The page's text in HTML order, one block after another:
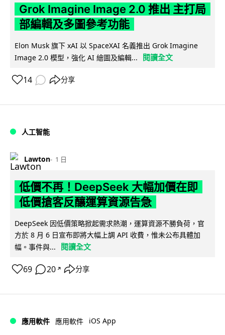
Grok Imagine Image 2.0 推出 主打局
部編輯及多圖參考功能
Elon Musk 旗下 xAI 以 SpaceXAI 名義推出 Grok Imagine
Image 2.0 模型，強化 AI 繪圖及編輯...
閱讀全文
14 分享
人工智能
Lawton 1 日
低價不再！DeepSeek 大幅加價在即
低價搶客反釀運算資源告急
DeepSeek 因低價策略掀起需求熱潮，運算資源不勝負荷，官
方於 8 月 6 日宣布即將大幅上調 API 收費，惟未公布具體加
幅。事件與...
閱讀全文
69 20 ↗ 分享
應用軟件 應用軟件 iOS App